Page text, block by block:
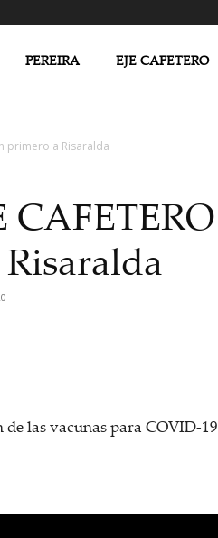
PEREIRA EJE CAFETERO
primero a Risaralda
CAFETERO
las vacunas para COVID-19